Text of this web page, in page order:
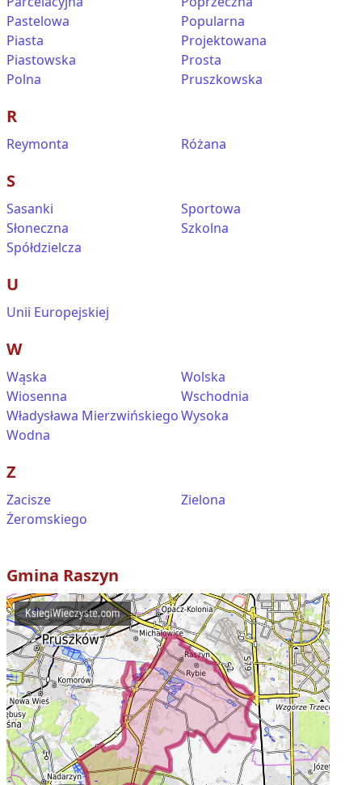
Pastelowa
Piasta
Piastowska
Polna
Popularna
Projektowana
Prosta
Pruszkowska
R
Reymonta Różana
S
Sasanki
Słoneczna
Spółdzielcza
Sportowa
Szkolna
U
Unii Europejskiej
W
Wąska
Wiosenna
Władysława Mierzwińskiego
Wodna
Wolska
Wschodnia
Wysoka
Z
Zacisze
Żeromskiego
Zielona
Gmina Raszyn